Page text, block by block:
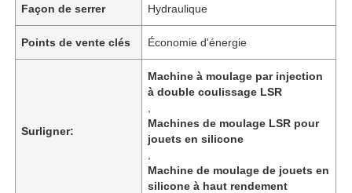
Façon de serrer Hydraulique
Points de vente clés Économie d'énergie
Surligner:
Machine à moulage par injection
à double coulissage LSR
Machines de moulage LSR pour
jouets en silicone
Machine de moulage de jouets en
silicone à haut rendement